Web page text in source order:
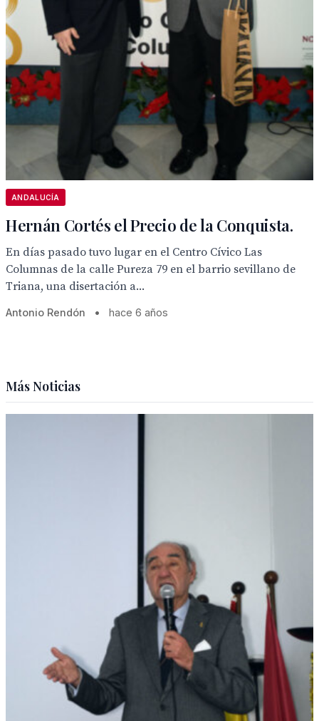
ANDALUCÍA
Hernán Cortés el Precio de la Conquista.
En días pasado tuvo lugar en el Centro Cívico Las
Columnas de la calle Pureza 79 en el barrio sevillano de
Triana, una disertación a...
Antonio Rendón • hace 6 años
Más Noticias